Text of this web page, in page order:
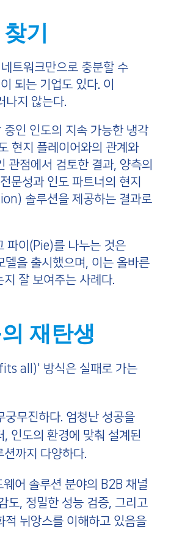
기
트워크만으로 충분할 수
되는 기업도 있다. 이
나지 않는다.
인 인도의 지속 가능한 냉각
현지 플레이어와의 관계와
관점에서 검토한 결과, 양측의
문성과 인도 파트너의 현지
솔루션을 제공하는 결과로
파이(Pie)를 나누는 것은
델을 출시했으며, 이는 올바른
잘 보여주는 사례다.
재탄생
all)' 방식은 실패로 가는
궁무진하다. 엄청난 성공을
인도의 환경에 맞춰 설계된
까지 다양하다.
어 솔루션 분야의 B2B 채널
도, 정밀한 성능 검증, 그리고
뉘앙스를 이해하고 있음을